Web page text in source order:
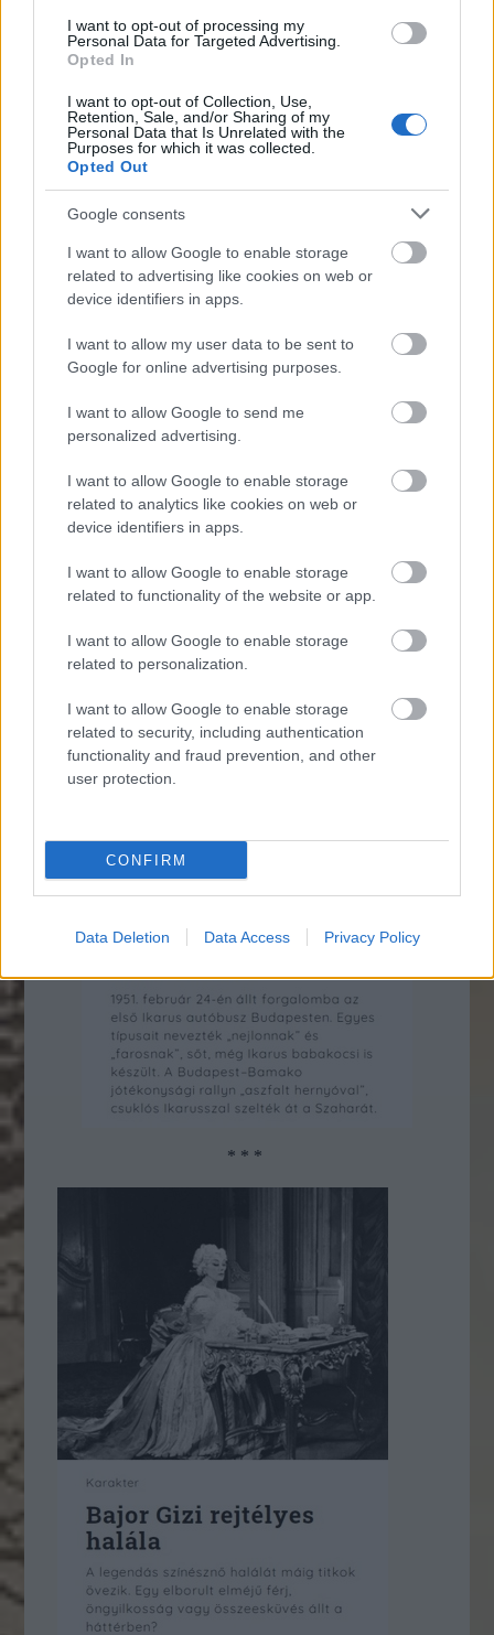
I want to opt-out of processing my
Personal Data for Targeted Advertising.
Opted In
I want to opt-out of Collection, Use,
Retention, Sale, and/or Sharing of my
Personal Data that Is Unrelated with the
Purposes for which it was collected.
Opted Out
Google consents
I want to allow Google to enable storage
related to advertising like cookies on web or
device identifiers in apps.
I want to allow my user data to be sent to
Google for online advertising purposes.
I want to allow Google to send me
personalized advertising.
I want to allow Google to enable storage
related to analytics like cookies on web or
device identifiers in apps.
I want to allow Google to enable storage
related to functionality of the website or app.
I want to allow Google to enable storage
related to personalization.
I want to allow Google to enable storage
related to security, including authentication
functionality and fraud prevention, and other
user protection.
CONFIRM
Data Deletion Data Access Privacy Policy
18+!) - 98
10 éve történt a Beszláni
túszdráma (18+!)
Bakancslistás kaland - 1.
rész
Napi érdekes - 261
MTI-rövidek:
* * *